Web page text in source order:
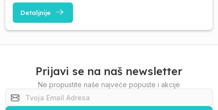
Detaljnije
Prijavi se na naš newsletter
Ne propustite naše najveće popuste i akcije